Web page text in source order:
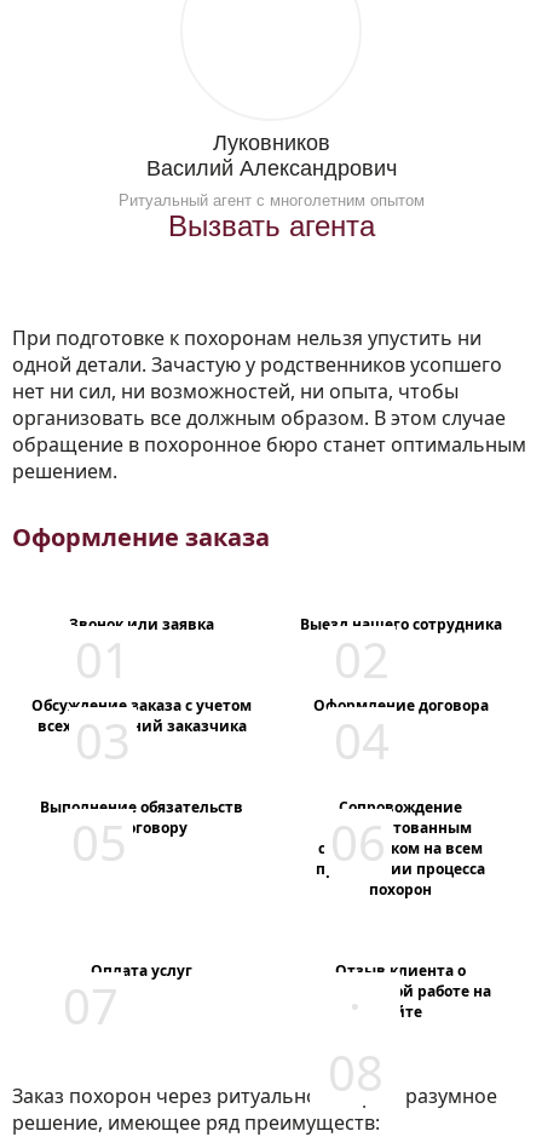
Луковников
Василий Александрович
Ритуальный агент с многолетним опытом
Вызвать агента
При подготовке к похоронам нельзя упустить ни
одной детали. Зачастую у родственников усопшего
нет ни сил, ни возможностей, ни опыта, чтобы
организовать все должным образом. В этом случае
обращение в похоронное бюро станет оптимальным
решением.
Оформление заказа
Звонок или заявка Выезд нашего сотрудника
Обсуждение заказа с учетом
всех пожеланий заказчика
Оформление договора
Выполнение обязательств
по договору
Сопровождение
аккредитованным
сотрудником на всем
протяжении процесса
похорон
Оплата услуг
Отзыв клиента о
проделанной работе на
сайте
Заказ похорон через ритуальное бюро – разумное
решение, имеющее ряд преимуществ: